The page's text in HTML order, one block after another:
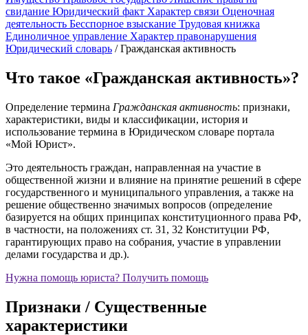
свидание Юридический факт Характер связи Оценочная
деятельность Бесспорное взыскание Трудовая книжка
Единоличное управление Характер правонарушения
Юридический словарь /Гражданская активность
Что такое «Гражданская активность»?
Определение термина Гражданская активность: признаки,
характеристики, виды и классификации, история и
использование термина в Юридическом словаре портала
«Мой Юрист».
Это деятельность граждан, направленная на участие в
общественной жизни и влияние на принятие решений в сфере
государственного и муниципального управления, а также на
решение общественно значимых вопросов (определение
базируется на общих принципах конституционного права РФ,
в частности, на положениях ст. 31, 32 Конституции РФ,
гарантирующих право на собрания, участие в управлении
делами государства и др.).
Нужна помощь юриста? Получить помощь
Признаки / Существенные
характеристики